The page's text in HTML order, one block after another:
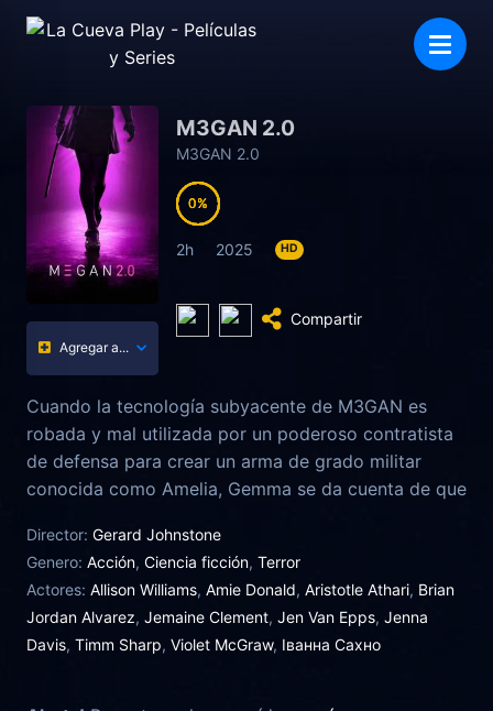
Agregar a...
M3GAN 2.0
M3GAN 2.0
0
0
0
0
2h 2025 HD
Compartir
Cuando la tecnología subyacente de M3GAN es
robada y mal utilizada por un poderoso contratista
de defensa para crear un arma de grado militar
conocida como Amelia, Gemma se da cuenta de que
para hacerla más rápida, más fuerte y más letal.
Director: Gerard Johnstone
Genero: Acción, Ciencia ficción, Terror
Actores: Allison Williams, Amie Donald, Aristotle Athari, Brian
Jordan Alvarez, Jemaine Clement, Jen Van Epps, Jenna
Davis, Timm Sharp, Violet McGraw, Іванна Сахно